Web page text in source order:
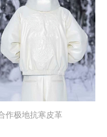
作极地抗寒皮革